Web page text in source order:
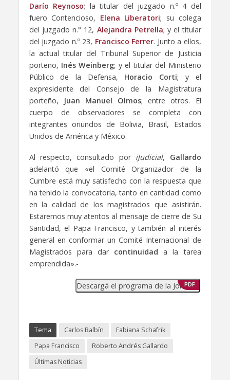
Darío Reynoso; la titular del juzgado n.º 4 del
fuero Contencioso, Elena Liberatori; su colega
del juzgado n.° 12, Alejandra Petrella; y el titular
del juzgado n.º 23, Francisco Ferrer. Junto a ellos,
la actual titular del Tribunal Superior de Justicia
porteño, Inés Weinberg; y el titular del Ministerio
Público de la Defensa, Horacio Corti; y el
expresidente del Consejo de la Magistratura
porteño,
Juan Manuel Olmos; entre otros. El
cuerpo de observadores se completa con
integrantes oriundos de Bolivia, Brasil, Estados
Unidos de América y México.
Al respecto, consultado poriJudicial, Gallardo
adelantó que «el Comité Organizador de la
Cumbre está muy satisfecho con la respuesta que
ha tenido la convocatoria, tanto en cantidad como
en la calidad de los magistrados que asistirán.
Estaremos muy atentos al mensaje de cierre de Su
Santidad, el Papa Francisco, y también al interés
general en conformar un Comité Internacional de
Magistrados para darcontinuidad a la tarea
emprendida».-
Descargá el programa de la Jornada
PDF
Tema Carlos Balbín
Fabiana Schafrik
Papa Francisco
Roberto Andrés Gallardo
Últimas Noticias